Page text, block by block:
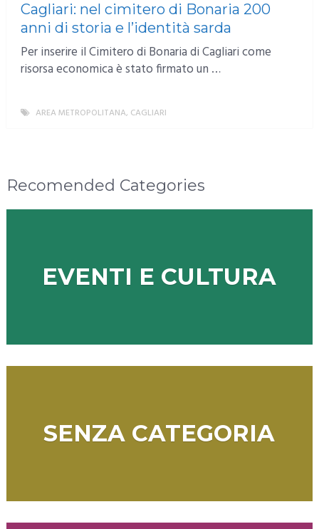
Cagliari: nel cimitero di Bonaria 200
anni di storia e l’identità sarda
Per inserire il Cimitero di Bonaria di Cagliari come
risorsa economica è stato firmato un …
AREA METROPOLITANA, CAGLIARI
Recomended Categories
EVENTI E CULTURA
SENZA CATEGORIA